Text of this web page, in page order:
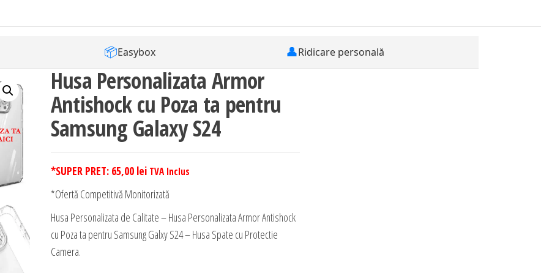
📦Easybox 👤Ridicare personală
Husa Personalizata Armor
Antishock cu Poza ta pentru
Samsung Galaxy S24
*SUPER PRET: 65,00 lei TVA Inclus
*Ofertă Competitivă Monitorizată
Husa Personalizata de Calitate – Husa Personalizata Armor Antishock
cu Poza ta pentru Samsung Galxy S24 – Husa Spate cu Protectie
Camera.